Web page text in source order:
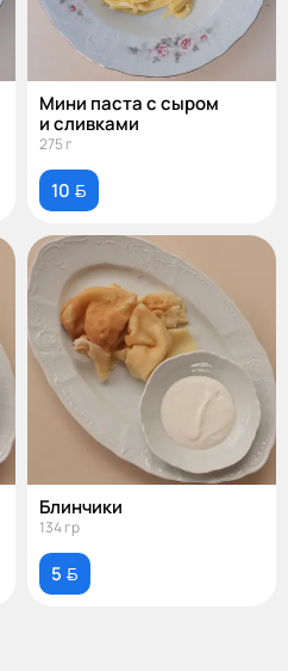
Мини паста с сыром
и сливками
275 г
10 
Блинчики
134 гр
5 